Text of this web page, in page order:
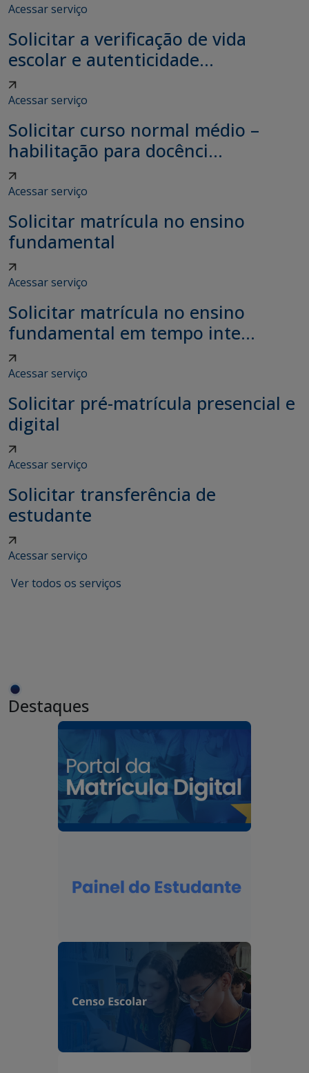
Acessar serviço
Solicitar a verificação de vida
escolar e autenticidade...
Acessar serviço
Solicitar curso normal médio –
habilitação para docênci...
Acessar serviço
Solicitar matrícula no ensino
fundamental
Acessar serviço
Solicitar matrícula no ensino
fundamental em tempo inte...
Acessar serviço
Solicitar pré-matrícula presencial e
digital
Acessar serviço
Solicitar transferência de
estudante
Acessar serviço
Ver todos os serviços
Destaques